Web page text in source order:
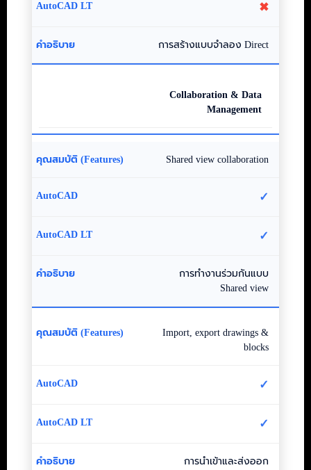
✖
การสร้างแบบจำลอง Direct
Collaboration & Data
Management
Shared view collaboration
✓
✓
การทำงานร่วมกันแบบ
Shared view
Import, export drawings &
blocks
✓
✓
การนำเข้าและส่งออก